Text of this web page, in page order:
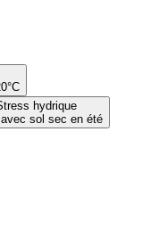
hydrique
sol sec en été